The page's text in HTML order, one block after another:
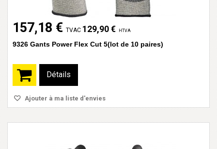
157,18 € TVAC 129,90 € HTVA
9326 Gants Power Flex Cut 5(lot de 10 paires)
Détails
Ajouter à ma liste d'envies